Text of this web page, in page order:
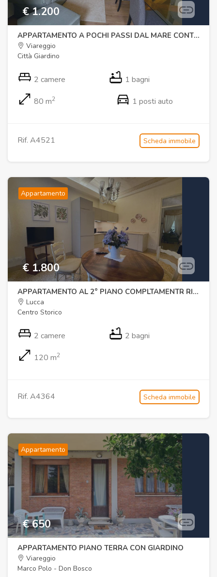
€ 1.200
APPARTAMENTO A POCHI PASSI DAL MARE CONTRATTO ABITATIVO
Viareggio
Città Giardino
2 camere 1 bagni
80 m2 1 posti auto
Rif. A4521 Scheda immobile
Appartamento
€ 1.800
APPARTAMENTO AL 2° PIANO COMPLTAMENTR RISTRUTTURATO
Lucca
Centro Storico
2 camere 2 bagni
120 m2
Rif. A4364 Scheda immobile
Appartamento
€ 650
APPARTAMENTO PIANO TERRA CON GIARDINO
Viareggio
Marco Polo - Don Bosco